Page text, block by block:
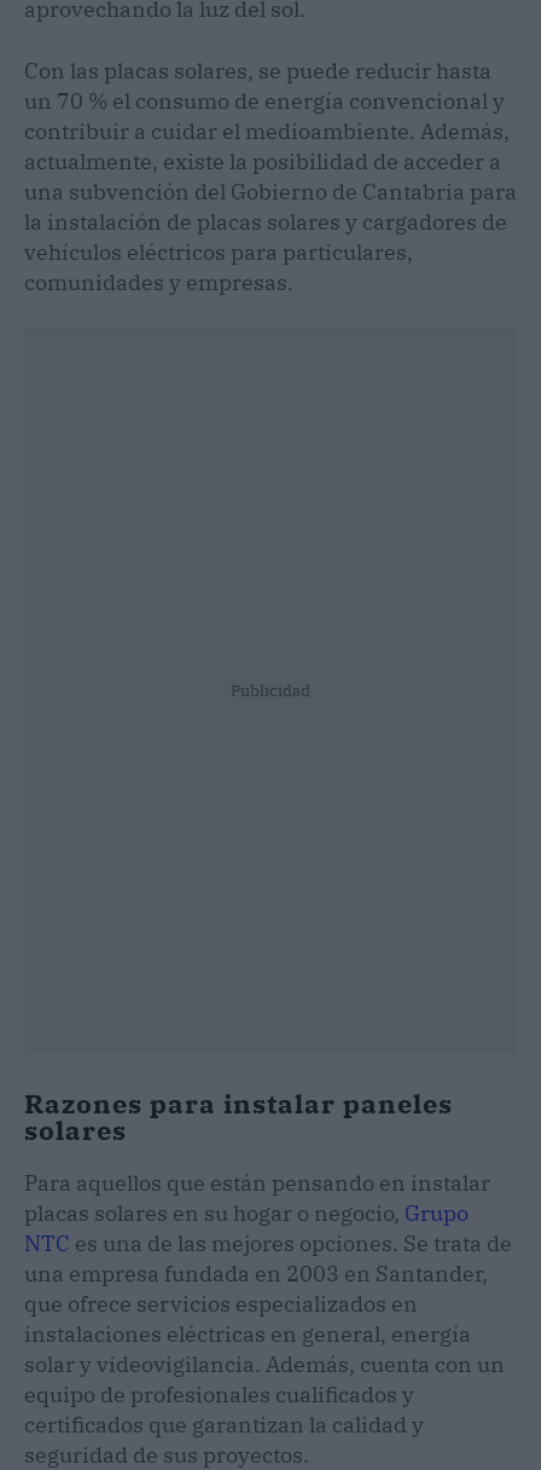
aprovechando la luz del sol.
Con las placas solares, se puede reducir hasta
un 70 % el consumo de energía convencional y
contribuir a cuidar el medioambiente. Además,
actualmente, existe la posibilidad de acceder a
una subvención del Gobierno de Cantabria para
la instalación de placas solares y cargadores de
vehículos eléctricos para particulares,
comunidades y empresas.
Publicidad
Razones para instalar paneles
solares
Para aquellos que están pensando en instalar
placas solares en su hogar o negocio, Grupo
NTC es una de las mejores opciones. Se trata de
una empresa fundada en 2003 en Santander,
que ofrece servicios especializados en
instalaciones eléctricas en general, energía
solar y videovigilancia. Además, cuenta con un
equipo de profesionales cualificados y
certificados que garantizan la calidad y
seguridad de sus proyectos.